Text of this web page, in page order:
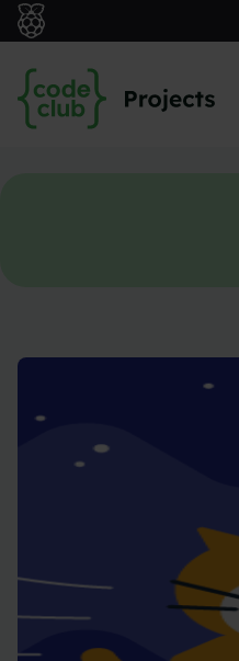
Skip to main content